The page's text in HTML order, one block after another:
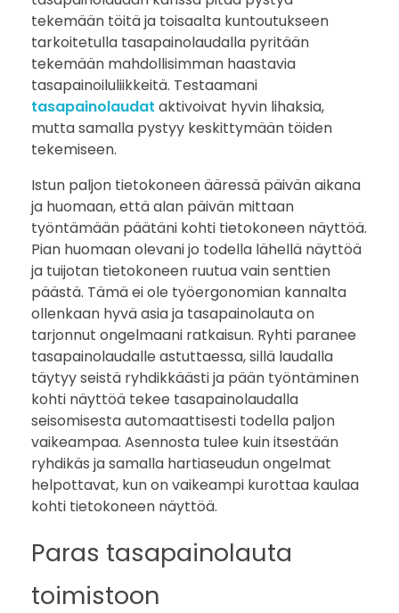
tekemään töitä ja toisaalta kuntoutukseen
tarkoitetulla tasapainolaudalla pyritään
tekemään mahdollisimman haastavia
tasapainoiluliikkeitä. Testaamani
tasapainolaudat aktivoivat hyvin lihaksia,
mutta samalla pystyy keskittymään töiden
tekemiseen.
Istun paljon tietokoneen ääressä päivän aikana
ja huomaan, että alan päivän mittaan
työntämään päätäni kohti tietokoneen näyttöä.
Pian huomaan olevani jo todella lähellä näyttöä
ja tuijotan tietokoneen ruutua vain senttien
päästä. Tämä ei ole työergonomian kannalta
ollenkaan hyvä asia ja tasapainolauta on
tarjonnut ongelmaani ratkaisun. Ryhti paranee
tasapainolaudalle astuttaessa, sillä laudalla
täytyy seistä ryhdikkäästi ja pään työntäminen
kohti näyttöä tekee tasapainolaudalla
seisomisesta automaattisesti todella paljon
vaikeampaa. Asennosta tulee kuin itsestään
ryhdikäs ja samalla hartiaseudun ongelmat
helpottavat, kun on vaikeampi kurottaa kaulaa
kohti tietokoneen näyttöä.
Paras tasapainolauta
toimistoon